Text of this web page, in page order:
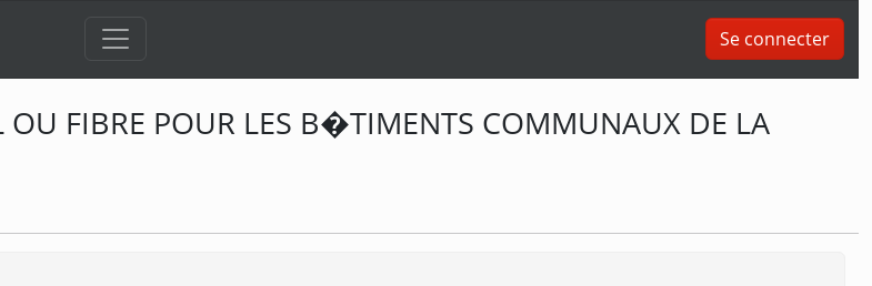
Se connecter
OU FIBRE POUR LES B�TIMENTS COMMUNAUX DE LA